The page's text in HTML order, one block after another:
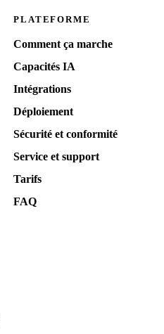
PLATEFORME
Comment ça marche
Capacités IA
Intégrations
Déploiement
Sécurité et conformité
Service et support
Tarifs
FAQ